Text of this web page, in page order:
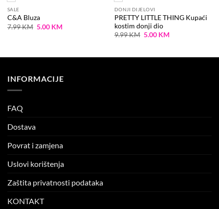
SALE
C&A Bluza
7.99KM Original
5.00 KMCurrent
DONJI DIJELOVI
PRETTY LITTLE THING Kupaći
kostim donji dio
9.99KM Original
5.00 KMCurrent
INFORMACIJE
FAQ
Dostava
Povrat i zamjena
Uslovi korištenja
Zaštita privatnosti podataka
KONTAKT